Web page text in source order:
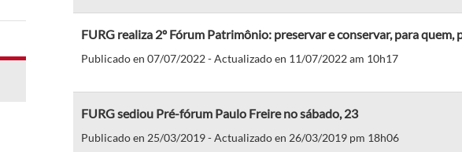
FURG realiza 2º Fórum Patrimônio: preservar e conservar, para quem,
Publicado en 07/07/2022 - Actualizado en 11/07/2022 am 10h17
FURG sediou Pré-fórum Paulo Freire no sábado, 23
Publicado en 25/03/2019 - Actualizado en 26/03/2019 pm 18h06